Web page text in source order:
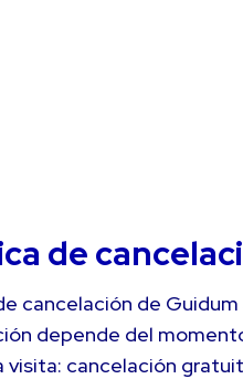
de
cancelación de
depende del
visita: cancelación